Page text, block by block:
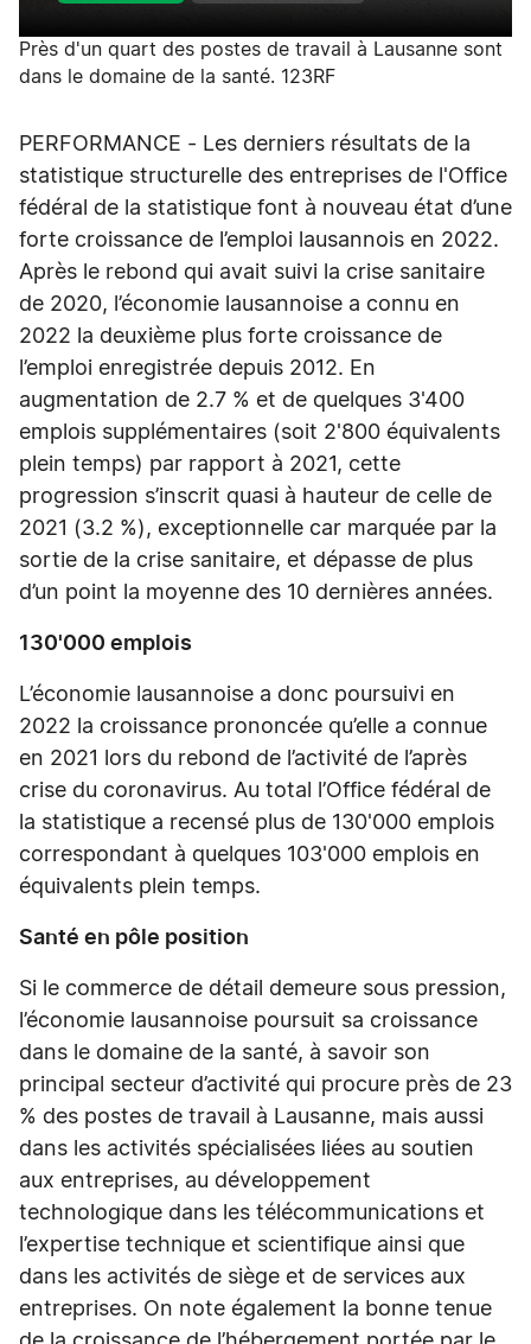
Près d'un quart des postes de travail à Lausanne sont
dans le domaine de la santé. 123RF
PERFORMANCE - Les derniers résultats de la
statistique structurelle des entreprises de l'Office
fédéral de la statistique font à nouveau état d’une
forte croissance de l’emploi lausannois en 2022.
Après le rebond qui avait suivi la crise sanitaire
de 2020, l’économie lausannoise a connu en
2022 la deuxième plus forte croissance de
l’emploi enregistrée depuis 2012. En
augmentation de 2.7 % et de quelques 3'400
emplois supplémentaires (soit 2'800 équivalents
plein temps) par rapport à 2021, cette
progression s’inscrit quasi à hauteur de celle de
2021 (3.2 %), exceptionnelle car marquée par la
sortie de la crise sanitaire, et dépasse de plus
d’un point la moyenne des 10 dernières années.
130'000 emplois
L’économie lausannoise a donc poursuivi en
2022 la croissance prononcée qu’elle a connue
en 2021 lors du rebond de l’activité de l’après
crise du coronavirus. Au total l’Office fédéral de
la statistique a recensé plus de 130'000 emplois
correspondant à quelques 103'000 emplois en
équivalents plein temps.
Santé en pôle position
Si le commerce de détail demeure sous pression,
l’économie lausannoise poursuit sa croissance
dans le domaine de la santé, à savoir son
principal secteur d’activité qui procure près de 23
% des postes de travail à Lausanne, mais aussi
dans les activités spécialisées liées au soutien
aux entreprises, au développement
technologique dans les télécommunications et
l’expertise technique et scientifique ainsi que
dans les activités de siège et de services aux
entreprises. On note également la bonne tenue